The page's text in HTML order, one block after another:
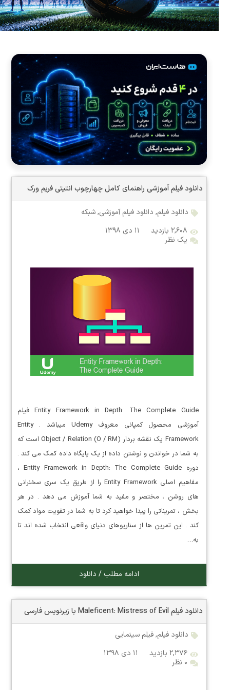
دانلود فیلم آموزشی راهنمای کامل چهارچوب انتیتی فریم ورک
دانلود فیلم, دانلود فیلم آموزشی,شبکه
۲,۶۰۸ بازدید
۱۱ دی ۱۳۹۸
یک نظر
Entity Framework in Depth: The Complete Guide فیلم
آموزشی محصول کمپانی معروف Udemy میباشد . Entity
Framework یک نقشه بردار Object / Relation (O / RM) است که
به شما در خواندن و نوشتن داده از یک پایگاه داده کمک می کند .
دوره Entity Framework in Depth: The Complete Guide ،
مفاهیم اصلی Entity Framework را از طریق یک سری سخنرانی
های روشن ، مختصر و مفید به شما آموزش می دهد . در هر
بخش ، تمریناتی را پیدا خواهید کرد تا به شما در تقویت مواد کمک
کند . این تمرین ها از سناریوهای دنیای واقعی انتخاب شده اند تا
به…
ادامه مطلب / دانلود
دانلود فیلم Maleficent: Mistress of Evil با زیرنویس فارسی
دانلود فیلم,فیلم سینمایی
۲,۳۷۶ بازدید
۱۱ دی ۱۳۹۸
۰ نظر